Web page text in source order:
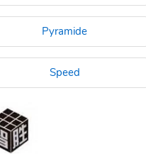
Pyramide
Speed